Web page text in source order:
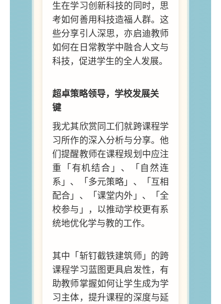
生在学习创新科技的同时，思
考如何善用科技造福人群。这
些分享引人深思，亦启迪教师
如何在日常教学中融合人文与
科技，促进学生的全人发展。
超卓策略领导，学校发展关
键
我尤其欣赏同工们就跨课程学
习所作的深入分析与分享。他
们提醒教师在课程规划中应注
重「有机结合」、「自然连
系」、「多元策略」、「互相
配合」、「课堂内外」、「全
校参与」，以推动学校更有系
统地优化学与教的工作。
其中「斩钉截铁建筑师」的跨
课程学习蓝图更具启发性，有
助教师掌握如何让学生成为学
习主体，提升课程的深度与延